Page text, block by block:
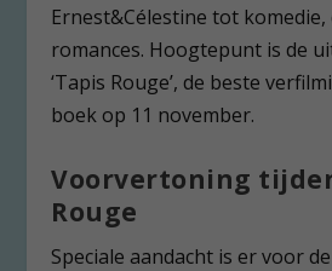
Ernest&Célestine tot komedie,
romances. Hoogtepunt is de
‘Tapis Rouge’, de beste
boek op 11 november.
Voorvertoning
Rouge
Speciale aandacht is er voor